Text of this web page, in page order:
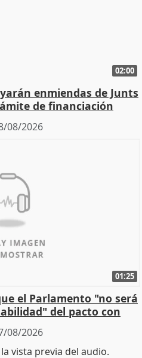
02:00
enmiendas de Junts
de financiación
08/2026
01:25
el Parlamento "no será
del pacto con
08/2026